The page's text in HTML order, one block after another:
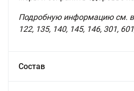
Подробную информацию см. в
122, 135, 140, 145, 146, 301,
Состав